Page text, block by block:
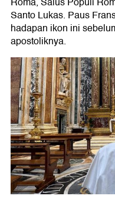
Santo Lukas. Paus
hadapan ikon ini
apostoliknya.